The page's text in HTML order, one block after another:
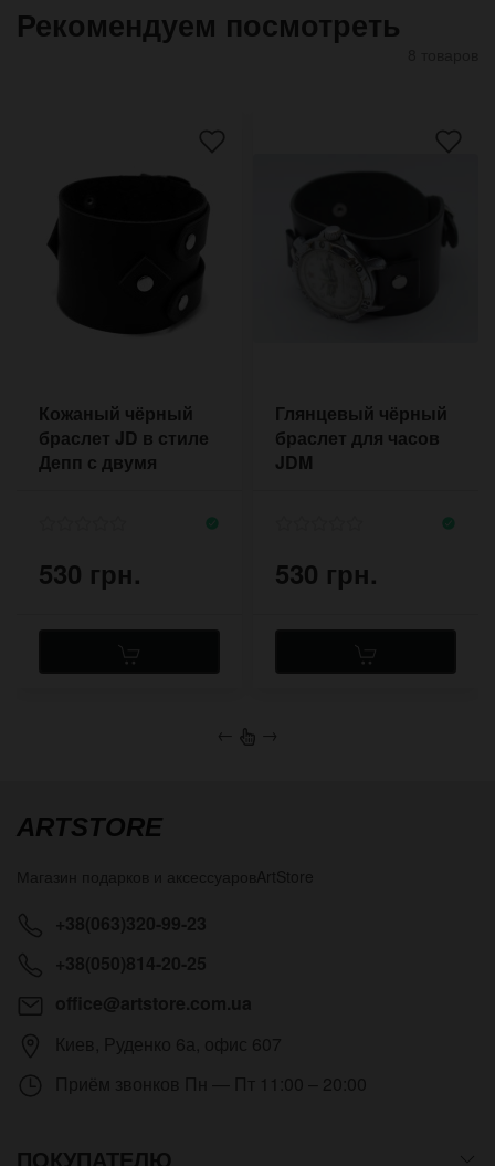
Рекомендуем посмотреть
Кожаный чёрный
браслет JD в стиле
Депп с двумя
530 грн.
Глянцевый чёрный
браслет для часов
JDM
530 грн.
← →
ARTSTORE
ПОКУПАТЕЛЮ